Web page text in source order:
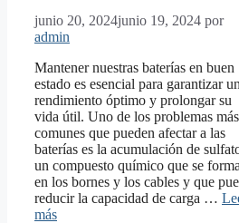
junio 20, 2024junio 19, 2024 por
admin
Mantener nuestras baterías en buen
estado es esencial para garantizar un
rendimiento óptimo y prolongar su
vida útil. Uno de los problemas más
comunes que pueden afectar a las
baterías es la acumulación de
un compuesto químico que se forma
en los bornes y los cables y que
reducir la capacidad de carga …
más